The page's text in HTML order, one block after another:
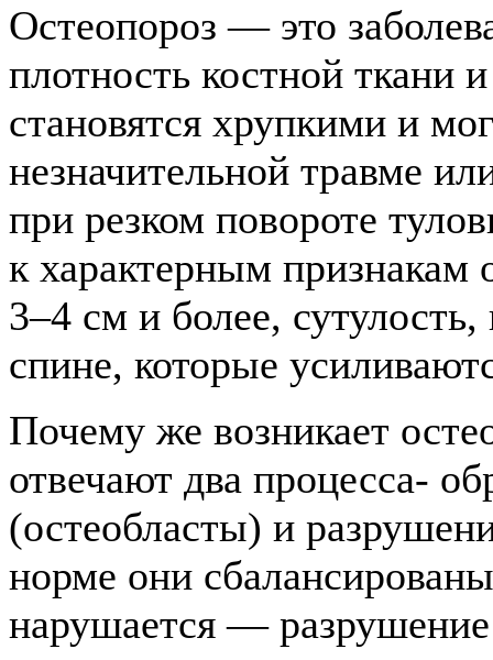
Остеопороз — это
плотность костной ткани
становятся хрупкими и
незначительной травме
при резком повороте
к характерным признакам
3–4 см и более,
спине, которые
Почему же возникает
отвечают два процесса-
(остеобласты) и
норме они
нарушается — разрушение